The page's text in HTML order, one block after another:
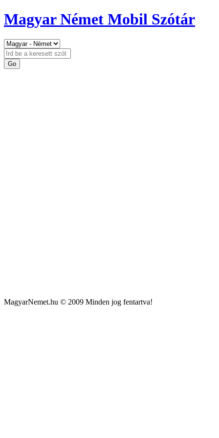
Magyar Német Mobil Szótár
MagyarNemet.hu © 2009 Minden jog fentartva!